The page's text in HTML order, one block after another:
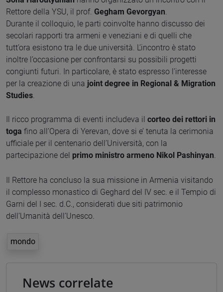
Rettore della YSU, il prof. Gegham Gevorgyan.
Durante il colloquio, le parti coinvolte hanno discusso dei
secolari rapporti tra armeni e veneziani e di quelli che
tutt’ora esistono tra le due università. L’incontro è stato
inoltre l’occasione per confrontarsi su possibili progetti
congiunti futuri. In particolare, è stato espresso l’interesse
per la creazione di una joint degree in Regional & Migration
Studies.
Il ricco programma di eventi includeva il corteo dei rettori in
toga fino all’Opera di Yerevan, dove si e’ tenuta la cerimonia
ufficiale per il centenario dell’Università, con la
partecipazione del primo ministro armeno Nikol Pashinyan.
Il Rettore ha concluso la sua missione in Armenia visitando
il complesso monastico di Geghard del IV sec. e il Tempio di
Garni del I sec. d.C., considerati due siti patrimonio
dell’Umanità dell’Unesco.
mondo
News correlate